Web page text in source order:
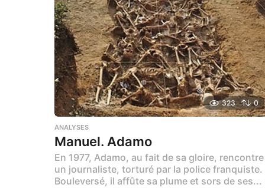
g
o
323 0
ANALYSES
Manuel. Adamo
En 1977, Adamo, au fait de sa gloire, rencontre
un journaliste, torturé par la police franquiste.
Bouleversé, il affûte sa plume et sors de ses...